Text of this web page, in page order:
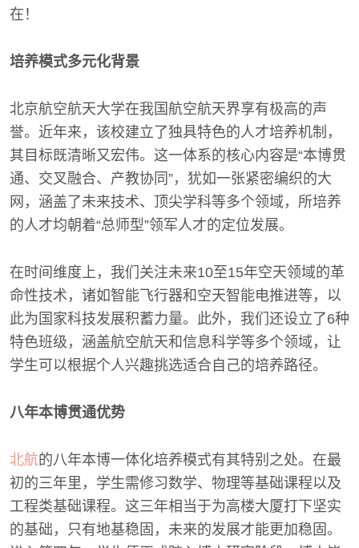
在！
培养模式多元化背景
北京航空航天大学在我国航空航天界享有极高的声
誉。近年来，该校建立了独具特色的人才培养机制，
其目标既清晰又宏伟。这一体系的核心内容是“本博贯
通、交叉融合、产教协同”，犹如一张紧密编织的大
网，涵盖了未来技术、顶尖学科等多个领域，所培养
的人才均朝着“总师型”领军人才的定位发展。
在时间维度上，我们关注未来10至15年空天领域的革
命性技术，诸如智能飞行器和空天智能电推进等，以
此为国家科技发展积蓄力量。此外，我们还设立了6种
特色班级，涵盖航空航天和信息科学等多个领域，让
学生可以根据个人兴趣挑选适合自己的培养路径。
八年本博贯通优势
北航的八年本博一体化培养模式有其特别之处。在最
初的三年里，学生需修习数学、物理等基础课程以及
工程类基础课程。这三年相当于为高楼大厦打下坚实
的基础，只有地基稳固，未来的发展才能更加稳固。